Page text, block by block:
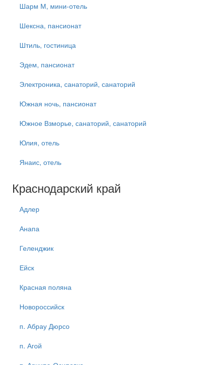
Шарм М, мини-отель
Шексна, пансионат
Штиль, гостиница
Эдем, пансионат
Электроника, санаторий, санаторий
Южная ночь, пансионат
Южное Взморье, санаторий, санаторий
Юлия, отель
Янаис, отель
Краснодарский край
Адлер
Анапа
Геленджик
Ейск
Красная поляна
Новороссийск
п. Абрау Дюрсо
п. Агой